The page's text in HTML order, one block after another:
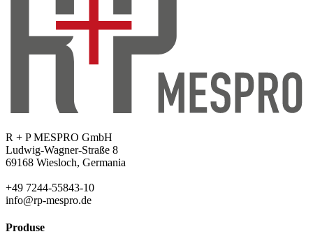
R + P MESPRO GmbH
Ludwig-Wagner-Straße 8
69168 Wiesloch, Germania
+49 7244-55843-10
info@rp-mespro.de
Produse